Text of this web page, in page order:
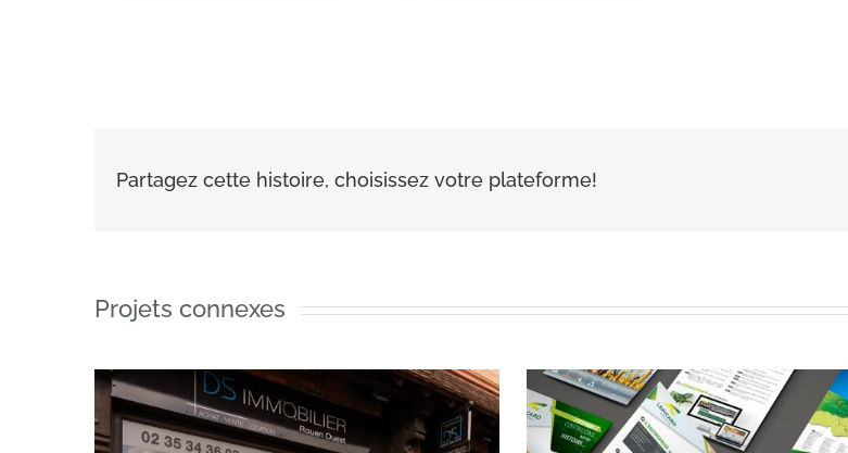
Partagez cette histoire, choisissez votre plateforme!
Projets connexes